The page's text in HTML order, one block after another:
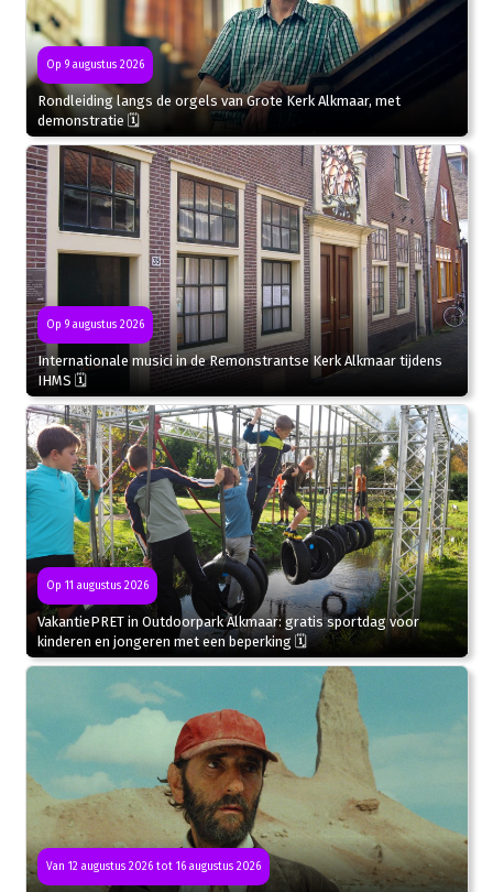
Op 9 augustus 2026
Rondleiding langs de orgels van Grote Kerk Alkmaar, met
demonstratie 🗓
Op 9 augustus 2026
Internationale musici in de Remonstrantse Kerk Alkmaar tijdens
IHMS 🗓
Op 11 augustus 2026
VakantiePRET in Outdoorpark Alkmaar: gratis sportdag voor
kinderen en jongeren met een beperking 🗓
Van 12 augustus 2026 tot 16 augustus 2026